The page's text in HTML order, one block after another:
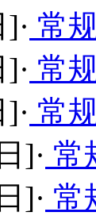
常
常
常
]· 常
]· 常